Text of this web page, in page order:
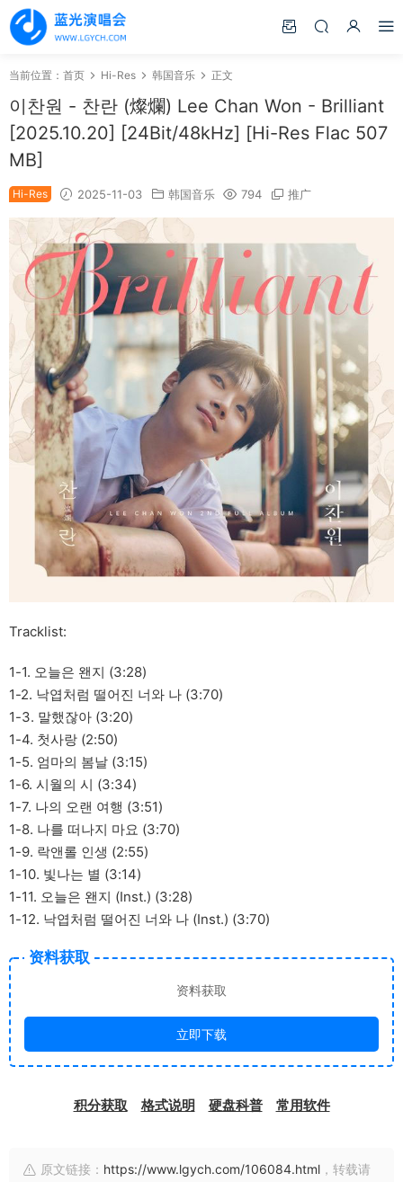
当前位置： 首页 Hi-Res 韩国音乐 正文
이찬원 - 찬란 (燦爛) Lee Chan Won - Brilliant
[2025.10.20] [24Bit/48kHz] [Hi-Res Flac 507
MB]
Hi-Res 2025-11-03 韩国音乐 794 推广
Tracklist:
1-1. 오늘은 왠지 (3:28)
1-2. 낙엽처럼 떨어진 너와 나 (3:70)
1-3. 말했잖아 (3:20)
1-4. 첫사랑 (2:50)
1-5. 엄마의 봄날 (3:15)
1-6. 시월의 시 (3:34)
1-7. 나의 오랜 여행 (3:51)
1-8. 나를 떠나지 마요 (3:70)
1-9. 락앤롤 인생 (2:55)
1-10. 빛나는 별 (3:14)
1-11. 오늘은 왠지 (Inst.) (3:28)
1-12. 낙엽처럼 떨어진 너와 나 (Inst.) (3:70)
资料获取
资料获取
立即下载
积分获取 格式说明 硬盘科普 常用软件
原文链接： https://www.lgych.com/106084.html ，转载请